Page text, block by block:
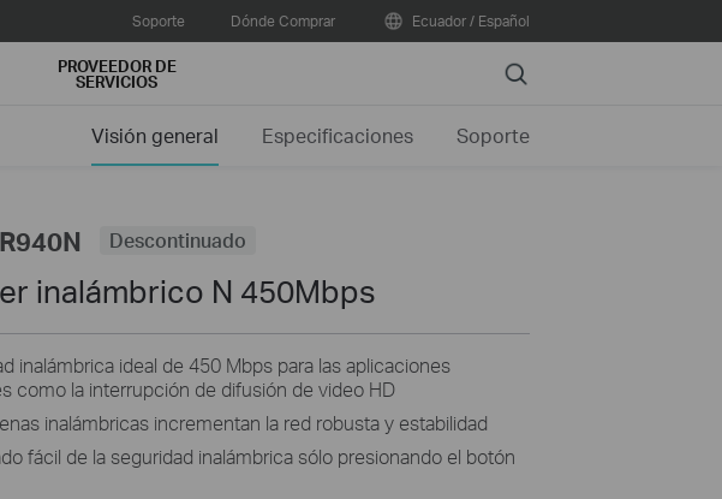
Soporte Dónde Comprar Ecuador / Español
PROVEEDOR DE
SERVICIOS Search
Visión general Especificaciones Soporte
Descontinuado
inalámbrico N 450Mbps
inalámbrica ideal de 450 Mbps para las aplicaciones
como la interrupción de difusión de video HD
inalámbricas incrementan la red robusta y estabilidad
fácil de la seguridad inalámbrica sólo presionando el botón